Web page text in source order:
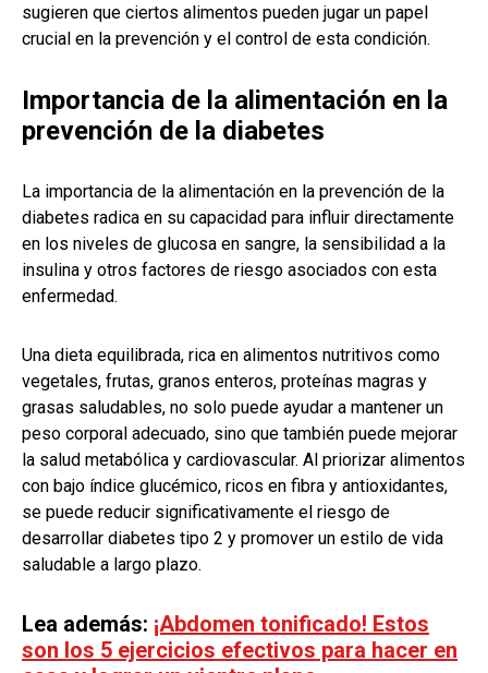
sugieren que ciertos alimentos pueden jugar un papel
crucial en la prevención y el control de esta condición.
Importancia de la alimentación en la
prevención de la diabetes
La importancia de la alimentación en la prevención de la
diabetes radica en su capacidad para influir directamente
en los niveles de glucosa en sangre, la sensibilidad a la
insulina y otros factores de riesgo asociados con esta
enfermedad.
Una dieta equilibrada, rica en alimentos nutritivos como
vegetales, frutas, granos enteros, proteínas magras y
grasas saludables, no solo puede ayudar a mantener un
peso corporal adecuado, sino que también puede mejorar
la salud metabólica y cardiovascular. Al priorizar alimentos
con bajo índice glucémico, ricos en fibra y antioxidantes,
se puede reducir significativamente el riesgo de
desarrollar diabetes tipo 2 y promover un estilo de vida
saludable a largo plazo.
Lea además: ¡Abdomen tonificado! Estos
son los 5 ejercicios efectivos para hacer en